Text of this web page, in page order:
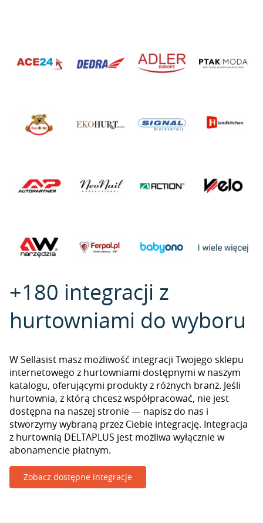
+180 integracji z
hurtowniami do wyboru
W Sellasist masz możliwość integracji Twojego sklepu
internetowego z hurtowniami dostępnymi w naszym
katalogu, oferującymi produkty z różnych branż. Jeśli
hurtownia, z którą chcesz współpracować, nie jest
dostępna na naszej stronie — napisz do nas i
stworzymy wybraną przez Ciebie integrację. Integracja
z hurtownią DELTAPLUS jest możliwa wyłącznie w
abonamencie płatnym.
Zobacz dostępne integracje